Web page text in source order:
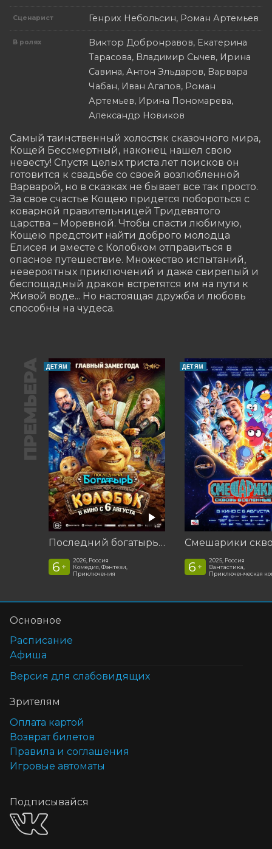
Сценарист Генрих Небольсин, Роман Артемьев
В ролях
Виктор Добронравов, Екатерина
Тарасова, Владимир Сычев, Ирина
Савина, Антон Эльдаров, Варвара
Чабан, Иван Агапов, Роман
Артемьев, Ирина Пономарева,
Александр Новиков
Самый таинственный холостяк сказочного мира,
Кощей Бессмертный, наконец нашел свою
невесту! Спустя целых триста лет поисков он
готовится к свадьбе со своей возлюбленной
Варварой, но в сказках не бывает все так просто.
За свое счастье Кощею придется побороться с
коварной правительницей Тридевятого
царства – Моревной. Чтобы спасти любимую,
Кощею предстоит найти доброго молодца
Елисея и вместе с Колобком отправиться в
опасное путешествие. Множество испытаний,
невероятных приключений и даже свирепый и
беспощадный дракон встретятся им на пути к
Живой воде... Но настоящая дружба и любовь
способны на чудеса.
ПРЕМЬЕРА ДЕТЯМ
Последний богатырь. Колобок
6 +
2026, Россия
Комедия, Фэнтези,
Приключения
ДЕТЯМ
6 +
2025, Россия
Фантастика,
Приключенческая
Основное
Расписание
Афиша
Версия для слабовидящих
Зрителям
Оплата картой
Возврат билетов
Правила и соглашения
Игровые автоматы
Подписывайся